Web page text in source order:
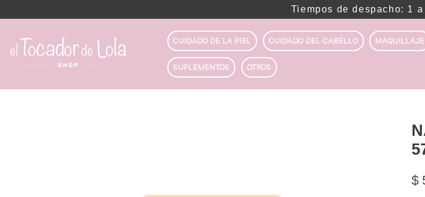
Tiempos de despacho: 1
CUIDADO DE LA PIEL CUIDADO DEL CABELLO MAQUILLAJE
SUPLEMENTOS OTROS
$